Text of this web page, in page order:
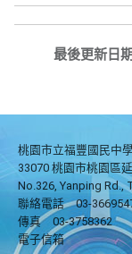
最後更新日
桃園市立福豐國民中
33070 桃園市桃園區
No.326, Yanping Rd.,
聯絡電話
03-
傳真
03-3758362
電子信箱